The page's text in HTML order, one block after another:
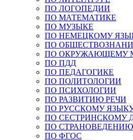
ПО ЛОГОПЕДИИ
ПО МАТЕМАТИКЕ
ПО МУЗЫКЕ
ПО НЕМЕЦКОМУ
ПО
ПО ОКРУЖАЮЩЕМУ
ПО ПДД
ПО ПЕДАГОГИКЕ
ПО ПОЛИТОЛОГИИ
ПО ПСИХОЛОГИИ
ПО РАЗВИТИЮ РЕЧИ
ПО РУССКОМУ
ПО СЕСТРИНСКОМУ
ПО СТРАНОВЕДЕНИЮ
ПО ФГОС